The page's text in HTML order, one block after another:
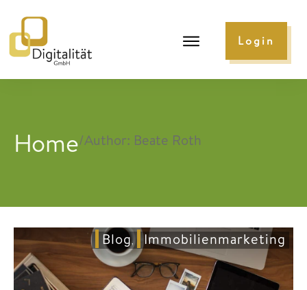
Login
Home/Author: Beate Roth
Blog, Immobilienmarketing